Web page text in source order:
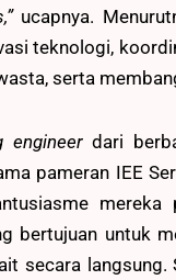
ucapnya.
teknologi,
serta
engineerdari
pameran IEE
mereka
bertujuan untuk
secara langsung.